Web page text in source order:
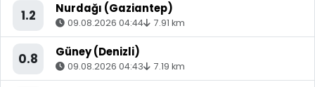
1.2 Nurdağı (Gaziantep)
09.08.2026 04:44 7.91 km
0.8 Güney (Denizli)
09.08.2026 04:43 7.19 km